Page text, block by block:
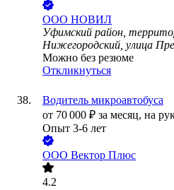
ООО НОВИЛ
Уфимский район,
Нижегородский, улица
Можно без резюме
Откликнуться
Водитель микроавтобуса
от 70 000 ₽ за месяц, на
Опыт 3-6 лет
ООО Вектор Плюс
4.2